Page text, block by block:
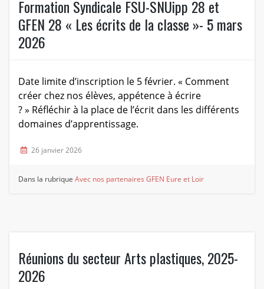
Formation Syndicale FSU-SNUipp 28 et
GFEN 28 « Les écrits de la classe »- 5 mars
2026
Date limite d’inscription le 5 février. « Comment
créer chez nos élèves, appétence à écrire
? » Réfléchir à la place de l’écrit dans les différents
domaines d’apprentissage.
26 janvier 2026
Dans la rubriqueAvec nos partenaires GFEN Eure et Loir
Réunions du secteur Arts plastiques, 2025-
2026